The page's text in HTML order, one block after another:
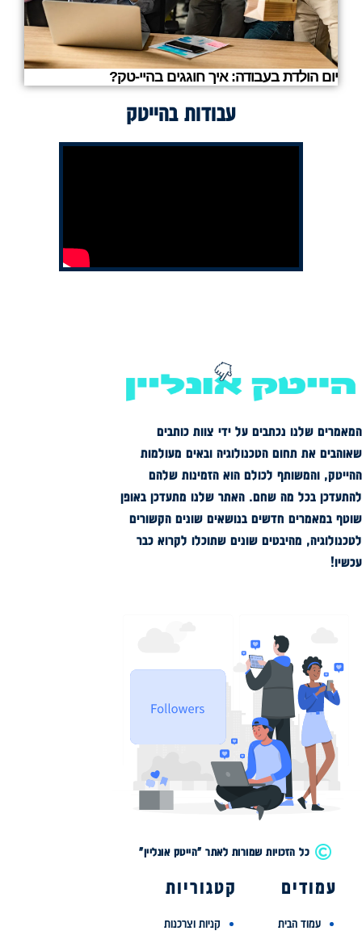
יום הולדת בעבודה: איך חוגגים בהיי-טק?
עבודות בהייטק
המאמרים שלנו נכתבים על ידי צוות כותבים
שאוהבים את תחום הטכנולוגיה ובאים מעולמות
ההייטק, והמשותף לכולם הוא הזמינות שלהם
להתעדכן בכל מה שחם. האתר שלנו מתעדכן באופן
שוטף במאמרים חדשים בנושאים שונים הקשורים
לטכנולוגיה, מהיבטים שונים שתוכלו לקרוא כבר
עכשיו!
כל הזכויות שמורות לאתר "הייטק אונליין"
עמודים
עמוד הבית
קטגוריות
קניות וצרכנות